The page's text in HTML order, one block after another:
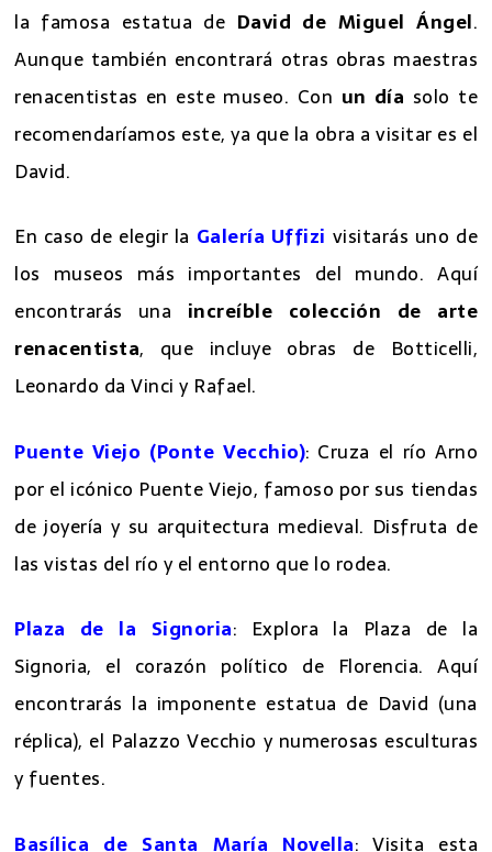
Si eliges la Galería de la Academia su emblema es
la famosa estatua deDavid de Miguel Ángel.
Aunque también encontrará otras obras maestras
renacentistas en este museo. Conun díasolo te
recomendaríamos este, ya que la obra a visitar es el
En caso de elegir laGalería Uffizivisitarás uno de
los museos más importantes del mundo. Aquí
encontrarás unaincreíble colección de arte
renacentista, que incluye obras de Botticelli,
Puente Viejo (Ponte Vecchio): Cruza el río Arno
por el icónico Puente Viejo, famoso por sus tiendas
de joyería y su arquitectura medieval. Disfruta de
Plaza de la Signoria: Explora la Plaza de la
Signoria, el corazón político de Florencia. Aquí
encontrarás la imponente estatua de David (una
réplica), el Palazzo Vecchio y numerosas esculturas